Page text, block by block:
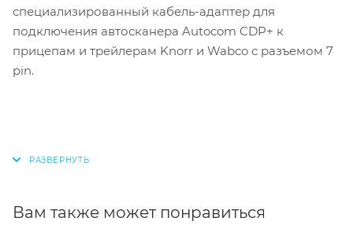
специализированный кабель-адаптер для
подключения автосканера Autocom CDP+ к
прицепам и трейлерам Knorr и Wabco с разъемом 7
pin.
Вам также может понравиться